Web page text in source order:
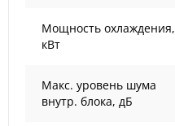
Мощность охлаждения,
кВт
Макс. уровень шума
внутр. блока, дБ